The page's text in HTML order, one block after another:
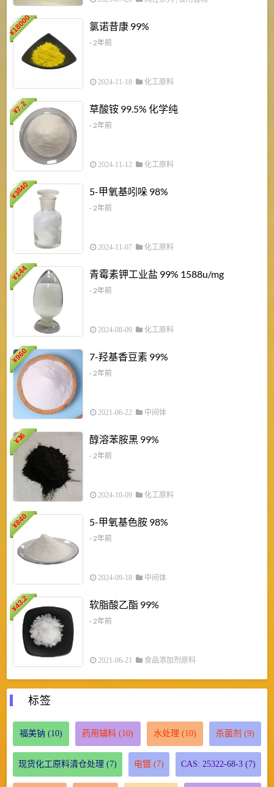
¥
18000 氯诺昔康 99%
- 2年前
2024-11-18 化工原料
¥
7.2 草酸铵 99.5% 化学纯
- 2年前
2024-11-12 化工原料
¥
3840 5-甲氧基吲哚 98%
- 2年前
2024-11-07 化工原料
¥
144 青霉素钾工业盐 99% 1588u/mg
- 2年前
2024-08-09 化工原料
¥
960 7-羟基香豆素 99%
- 2年前
2021-06-22 中间体
¥
36 醇溶苯胺黑 99%
- 2年前
2024-10-09 化工原料
¥
840 5-甲氧基色胺 98%
- 2年前
2024-09-18 中间体
¥
43.2 软脂酸乙酯 99%
- 2年前
2021-06-21 食品添加剂原料
标签
福美钠 (10) 药用辅料 (10) 水处理 (10) 杀菌剂 (9)
现货化工原料清仓处理 (7) 电镀 (7) CAS: 25322-68-3 (7)